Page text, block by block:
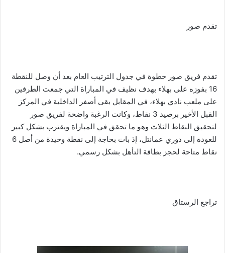
تقدم صور
تقدم فريق صور خطوة في جدول الترتيب العام بعد أن وصل للنقطة
16 بفوزه على بهلاء بهدف نظيف في المباراة التي جمعت الطرفين
على ملعب نادي بهلاء، في المقابل بقى أصفر الداخلية في المركز
القبل الأخير برصيد 3 نقاط، وكانت الرغبة واضحة لفريق صور
لتحقيق النقاط الثلاث وهو ما تحقق في المباراة ويقترب بشكل كبير
للعودة إلى دوري عمانتل، إذ بات بحاجة إلى نقطة وحيدة من أصل 6
نقاط متاحة لحجز بطاقة التأهل بشكل رسمي.
تراجع الرستاق